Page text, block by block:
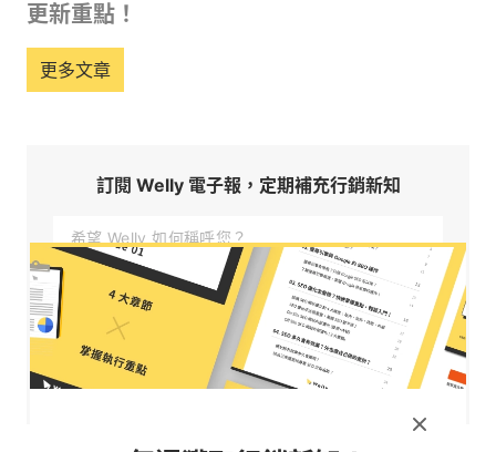
更新重點！
更多文章
訂閱 Welly 電子報，定期補充行銷新知
訂閱